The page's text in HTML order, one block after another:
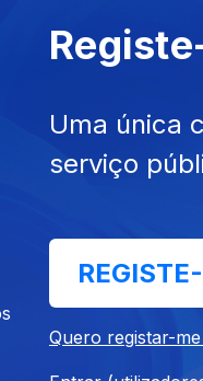
Uma única
serviço
Quero registar-